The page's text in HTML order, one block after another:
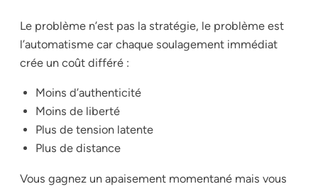
Le problème n’est pas la stratégie, le problème est
l’automatisme car chaque soulagement immédiat
crée un coût différé :
Moins d’authenticité
Moins de liberté
Plus de tension latente
Plus de distance
Vous gagnez un apaisement momentané mais vous